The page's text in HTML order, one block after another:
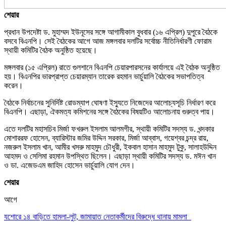
শেয়ার
প্রধান উপদেষ্টা ড. মুহাম্মদ ইউনূসের সঙ্গে আগামীকাল বুধবার (১৬ এপ্রিল) দুপুরে বৈঠকে
বসবে বিএনপি। সেই বৈঠকের আগে আজ মঙ্গলবার দলটির সর্বোচ্চ নীতিনির্ধারণী ফোরাম
স্থায়ী কমিটির বৈঠক অনুষ্ঠিত হয়েছে।
মঙ্গলবার (১৫ এপ্রিল) রাতে গুলশানে বিএনপি চেয়ারপারসনের কার্যালয়ে এই বৈঠক অনুষ্ঠিত
হয়। বিএনপির ভারপ্রাপ্ত চেয়ারম্যান তারেক রহমান ভার্চুয়ালি বৈঠকের সভাপতিত্ব
করেন।
বৈঠকে নির্বাচনের সুনির্দিষ্ট রোডম্যাপ ঘোষণা ইস্যুতে নিজেদের আলোচ্যসূচি নির্ধারণ করে
বিএনপি। এছাড়া, ঐকমত্য কমিশনের সঙ্গে বৈঠকের বিষয়টিও আলোচনায় গুরুত্ব পায়।
এতে দলটির মহাসচিব মির্জা ফখরুল ইসলাম আলমগীর, স্থায়ী কমিটির সদস্য ড. খন্দকার
মোশাররফ হোসেন, ব্যারিস্টার জমির উদ্দিন সরকার, মির্জা আব্বাস, গয়েশ্বর চন্দ্র রায়,
নজরুল ইসলাম খান, আমীর খসরু মাহমুদ চৌধুরী, ইকবাল হাসান মাহমুদ টুকু, সালাহউদ্দিন
আহমদ ও সেলিমা রহমান উপস্থিত ছিলেন। এছাড়া স্থায়ী কমিটির সদস্য ড. মঈন খান
ও ডা. এজেডএম জাহিদ হোসেন ভার্চুয়ালি যোগ দেন।
শেয়ার
আগে
যশোরে ১৪ বাড়িতে হামলা-লুট, জামায়াত নেতাকর্মীদের বিরুদ্ধে থানায় মামলা